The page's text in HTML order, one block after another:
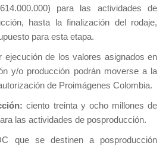
para las actividades de
hasta la finalización del rodaje,
para esta etapa.
ejecución de los valores asignados en
y/o producción podrán moverse a la
de Proimágenes Colombia.
ciento treinta y ocho millones de
las actividades de posproducción.
que se destinen a posproducción